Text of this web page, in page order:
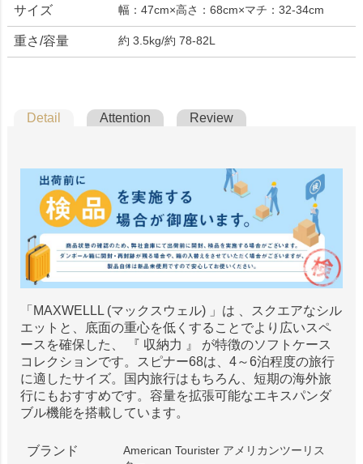
サイズ 幅：47cm×高さ：68cm×マチ：32-34cm
重さ/容量 約 3.5kg/約 78-82L
Detail Attention Review
「MAXWELLL (マックスウェル) 」は 、スクエアなシル
エットと、底面の重心を低くすることでより広いスペ
ースを確保した、 『 収納力 』 が特徴のソフトケース
コレクションです。スピナー68は、4～6泊程度の旅行
に適したサイズ。国内旅行はもちろん、短期の海外旅
行にもおすすめです。容量を拡張可能なエキスパンダ
ブル機能を搭載しています。
ブランド
American Tourister アメリカンツーリス